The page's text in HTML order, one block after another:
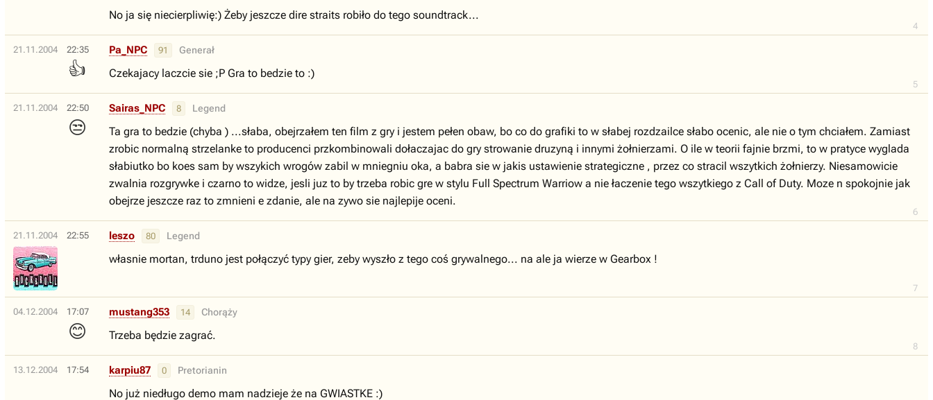
4
No ja się niecierpliwię:) Żeby jeszcze dire straits robiło do tego soundtrack...
21.11.2004 22:35
👍
5
Pa_NPC 91 Generał
Czekajacy laczcie sie ;P Gra to bedzie to :)
21.11.2004 22:50
😒
6
Sairas_NPC 8 Legend
Ta gra to bedzie (chyba ) ...słaba, obejrzałem ten film z gry i jestem pełen obaw, bo co do grafiki to w słabej rozdzailce słabo ocenic, ale nie o tym chciałem. Zamiast
zrobic normalną strzelanke to producenci przkombinowali dołaczajac do gry strowanie druzyną i innymi żołnierzami. O ile w teorii fajnie brzmi, to w pratyce wyglada
słabiutko bo koes sam by wszykich wrogów zabil w mniegniu oka, a babra sie w jakis ustawienie strategiczne , przez co stracil wszytkich żołnierzy. Niesamowicie
zwalnia rozgrywke i czarno to widze, jesli juz to by trzeba robic gre w stylu Full Spectrum Warriow a nie łaczenie tego wszytkiego z Call of Duty. Moze n spokojnie jak
obejrze jeszcze raz to zmnieni e zdanie, ale na zywo sie najlepije oceni.
21.11.2004 22:55
7
leszo 80 Legend
własnie mortan, trduno jest połączyć typy gier, zeby wyszło z tego coś grywalnego... na ale ja wierze w Gearbox !
04.12.2004 17:07
😊
8
mustang353 14 Chorąży
Trzeba będzie zagrać.
13.12.2004 17:54 karpiu87 0 Pretorianin
No już niedługo demo mam nadzieje że na GWIASTKE :)